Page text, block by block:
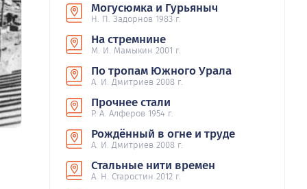
Могусюмка и Гурьяныч
Н. П. Задорнов 1983 г.
На стремнине
М. И. Мамыкин 2001 г.
По тропам Южного Урала
А. И. Дмитриев 2008 г.
Прочнее стали
Р. А. Алферов 1954 г.
Рождённый в огне и труде
А. И. Дмитриев 2008 г.
Стальные нити времен
А. Н. Старостин 2012 г.